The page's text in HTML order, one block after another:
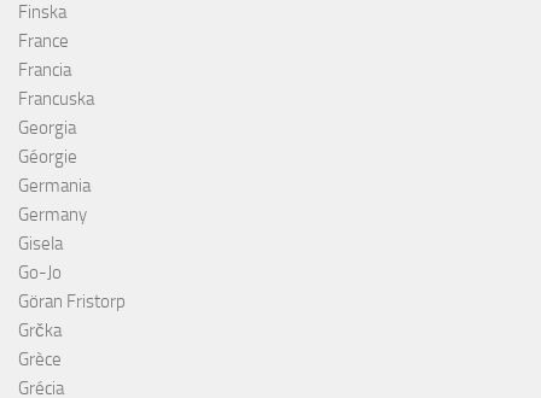
Finska
France
Francia
Francuska
Georgia
Géorgie
Germania
Germany
Gisela
Go-Jo
Göran Fristorp
Grčka
Grèce
Grécia